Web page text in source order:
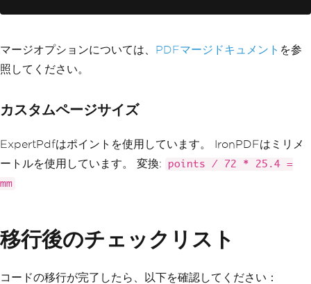
マージオプションについては、 PDFマージドキュメント を参
照してください。
カスタムページサイズ
ExpertPdfはポイントを使用しています。 IronPDFはミリメ
ートルを使用しています。 変換:
points / 72 * 25.4 =
mm
移行後のチェックリスト
コードの移行が完了したら、以下を確認してください：